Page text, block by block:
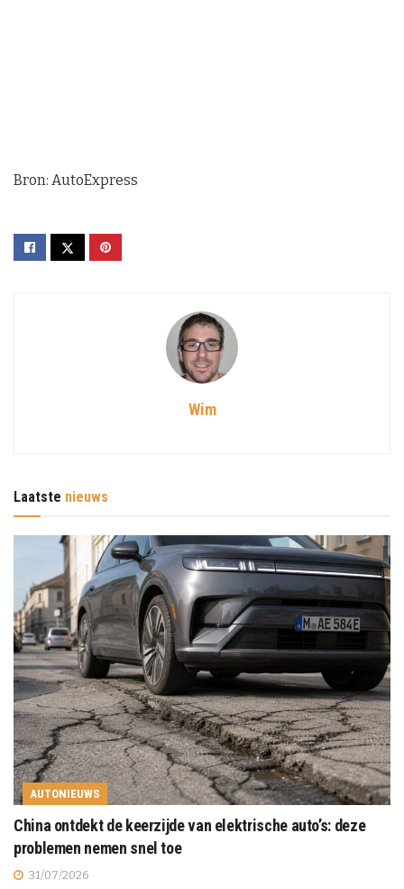
Bron: AutoExpress
Wim
Laatste nieuws
AUTONIEUWS
China ontdekt de keerzijde van elektrische auto’s: deze
problemen nemen snel toe
31/07/2026